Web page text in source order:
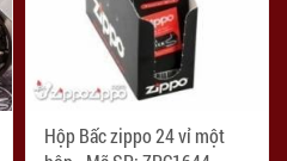
Hộp Bấc zippo 24 vỉ một